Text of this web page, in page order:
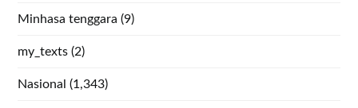
Minhasa tenggara (9)
my_texts (2)
Nasional (1,343)